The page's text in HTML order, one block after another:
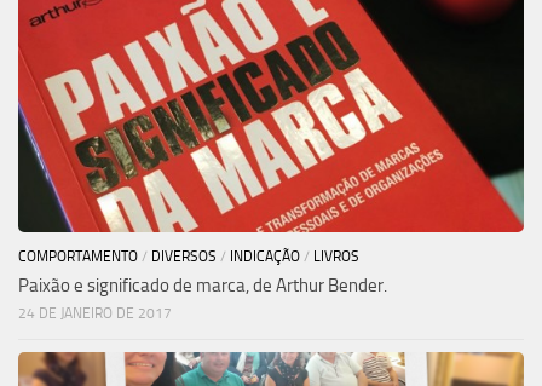
COMPORTAMENTO / DIVERSOS / INDICAÇÃO / LIVROS
Paixão e significado de marca, de Arthur Bender.
24 DE JANEIRO DE 2017